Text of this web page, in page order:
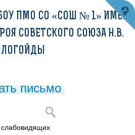
проверочные работы
ПМО СО «СОШ № 1» ИМЕНИ
СОВЕТСКОГО СОЮЗА Н.В.
письмо